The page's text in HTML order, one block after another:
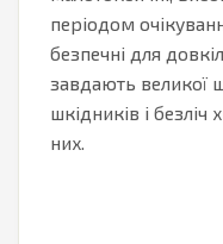
періодом
безпечні для
завдають великої
шкідників і
них.